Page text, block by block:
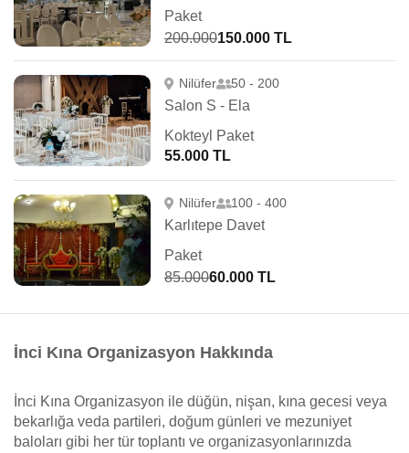
Paket
200.000150.000 TL
Nilüfer 50 - 200
Salon S - Ela
Kokteyl Paket
55.000 TL
Nilüfer 100 - 400
Karlıtepe Davet
Paket
85.00060.000 TL
İnci Kına Organizasyon Hakkında
İnci Kına Organizasyon ile düğün, nişan, kına gecesi veya
bekarlığa veda partileri, doğum günleri ve mezuniyet
baloları gibi her tür toplantı ve organizasyonlarınızda